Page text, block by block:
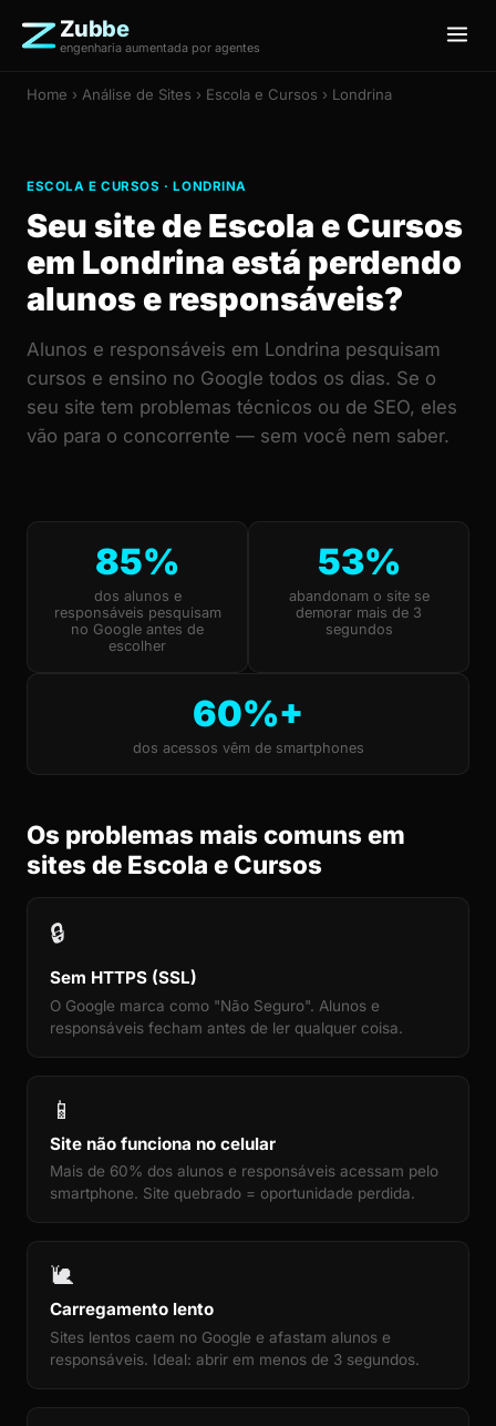
Zubbe
engenharia aumentada por agentes
Home › Análise de Sites › Escola e Cursos › Londrina
ESCOLA E CURSOS · LONDRINA
Seu site de Escola e Cursos
em Londrina está perdendo
alunos e responsáveis?
Alunos e responsáveis em Londrina pesquisam
cursos e ensino no Google todos os dias. Se o
seu site tem problemas técnicos ou de SEO, eles
vão para o concorrente — sem você nem saber.
85%
dos alunos e
responsáveis pesquisam
no Google antes de
escolher
53%
abandonam o site se
demorar mais de 3
segundos
60%+
dos acessos vêm de smartphones
Os problemas mais comuns em
sites de Escola e Cursos
🔒
Sem HTTPS (SSL)
O Google marca como "Não Seguro". Alunos e
responsáveis fecham antes de ler qualquer coisa.
📱
Site não funciona no celular
Mais de 60% dos alunos e responsáveis acessam pelo
smartphone. Site quebrado = oportunidade perdida.
🐌
Carregamento lento
Sites lentos caem no Google e afastam alunos e
responsáveis. Ideal: abrir em menos de 3 segundos.